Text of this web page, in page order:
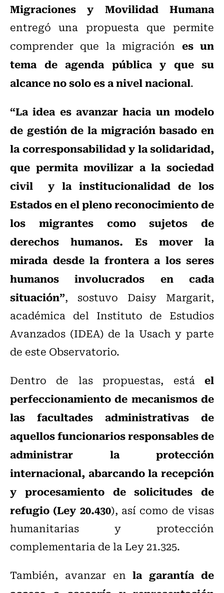
Migraciones y Movilidad Humana
entregó una propuesta que permite
comprender que la migración es un
tema de agenda pública y que su
alcance no solo es a nivel nacional.
“La idea es avanzar hacia un modelo
de gestión de la migración basado en
la corresponsabilidad y la solidaridad,
que permita movilizar a la sociedad
civil y la institucionalidad de los
Estados en el pleno reconocimiento de
los migrantes como sujetos de
derechos humanos. Es mover la
mirada desde la frontera a los seres
humanos involucrados en cada
situación”, sostuvo Daisy Margarit,
académica del Instituto de Estudios
Avanzados (IDEA) de la Usach y parte
de este Observatorio.
Dentro de las propuestas, está el
perfeccionamiento de mecanismos de
las facultades administrativas de
aquellos funcionarios responsables de
administrar la protección
internacional, abarcando la recepción
y procesamiento de solicitudes de
refugio (Ley 20.430), así como de visas
humanitarias y protección
complementaria de la Ley 21.325.
También, avanzar enla garantía de